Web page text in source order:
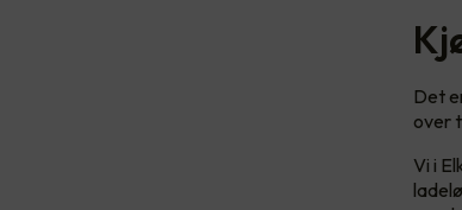
Det
over
Vi i